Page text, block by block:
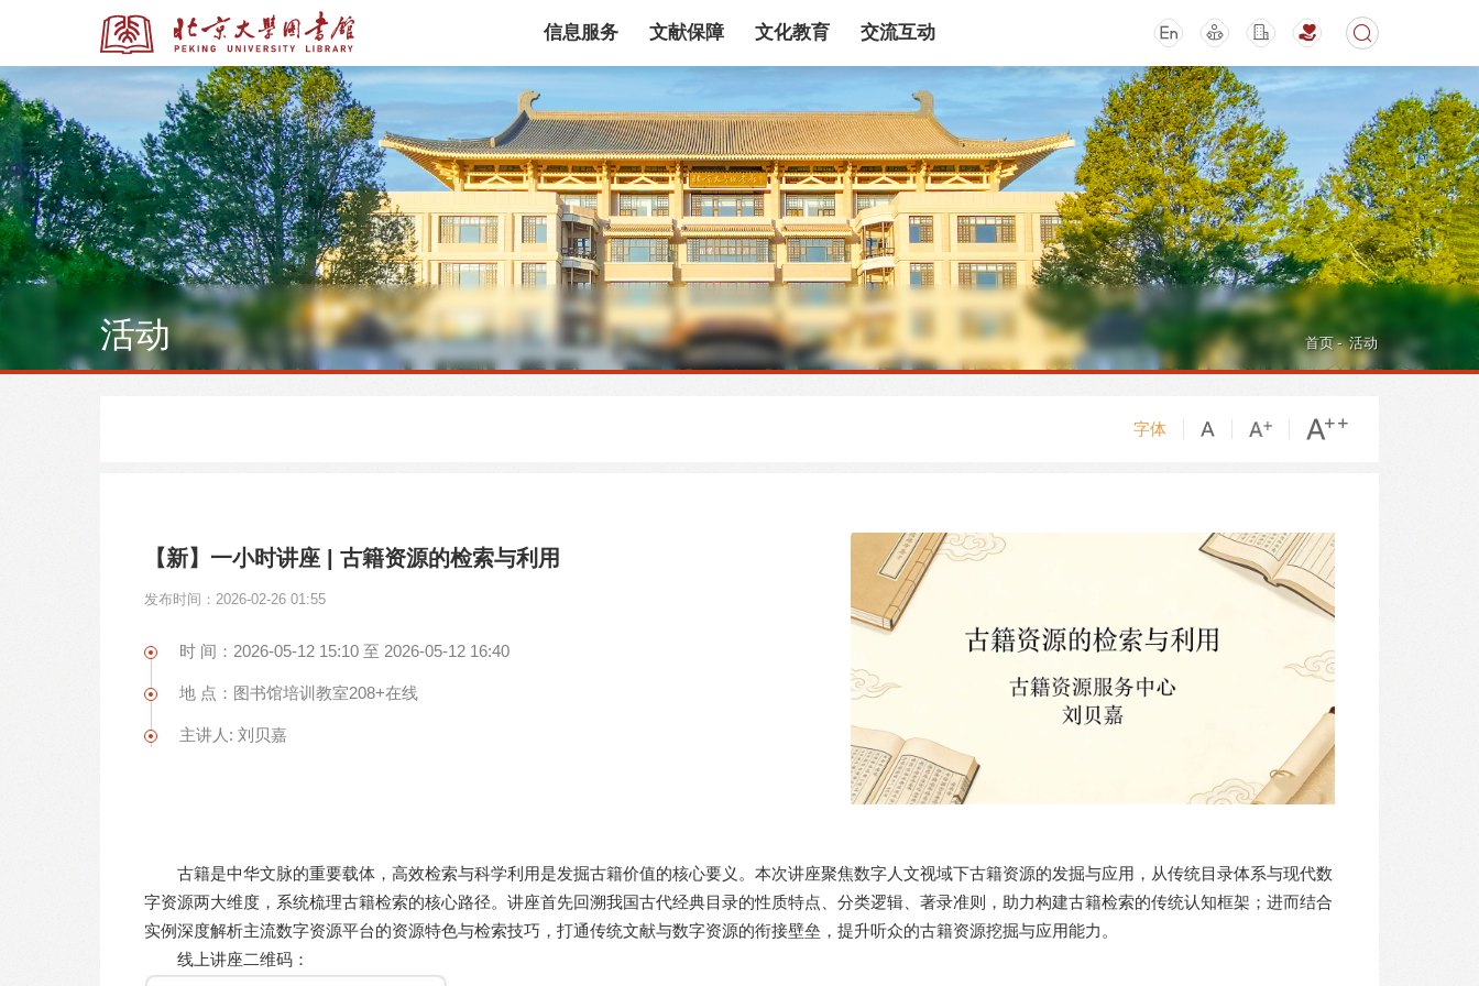
全部资源
全部资源 馆藏目录 论文、书、报告 数据库 电子图书和电子期刊
多媒体资源 机构知识库 馆际互借 新书通报 专利数据 活动讲座
信息服务 文献保障 文化教育 交流互动
首页 - 活动
活动
字体
【新】一小时讲座 | 古籍资源的检索与利用
发布时间：2026-02-26 01:55
时 间：2026-05-12 15:10 至 2026-05-12 16:40
地 点：图书馆培训教室208+在线
主讲人: 刘贝嘉
古籍是中华文脉的重要载体，高效检索与科学利用是发掘古籍价值的核心要义。本次讲座聚焦数字人文视域下古籍资源的发掘与应用，从传统目录体系与现代数
字资源两大维度，系统梳理古籍检索的核心路径。讲座首先回溯我国古代经典目录的性质特点、分类逻辑、著录准则，助力构建古籍检索的传统认知框架；进而结合
实例深度解析主流数字资源平台的资源特色与检索技巧，打通传统文献与数字资源的衔接壁垒，提升听众的古籍资源挖掘与应用能力。
线上讲座二维码：